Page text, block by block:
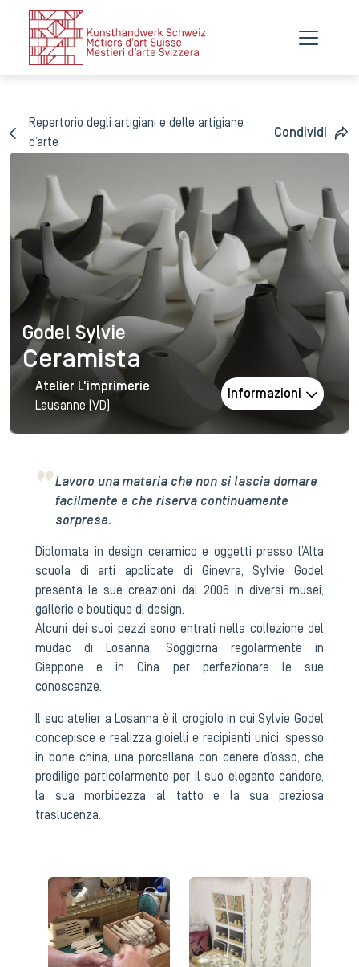
Repertorio degli artigiani e delle artigiane
d’arte
Condividi
Godel Sylvie
Godel Sylvie
Ceramista
Atelier L'imprimerie
Lausanne (VD)
Informazioni
Lavoro una materia che non si lascia domare
facilmente e che riserva continuamente
sorprese.
Diplomata in design ceramico e oggetti presso l’Alta
scuola di arti applicate di Ginevra, Sylvie Godel
presenta le sue creazioni dal 2006 in diversi musei,
gallerie e boutique di design.
Alcuni dei suoi pezzi sono entrati nella collezione del
mudac di Losanna. Soggiorna regolarmente in
Giappone e in Cina per perfezionare le sue
conoscenze.
Il suo atelier a Losanna è il crogiolo in cui Sylvie Godel
concepisce e realizza gioielli e recipienti unici, spesso
in bone china, una porcellana con cenere d’osso, che
predilige particolarmente per il suo elegante candore,
la sua morbidezza al tatto e la sua preziosa
traslucenza.